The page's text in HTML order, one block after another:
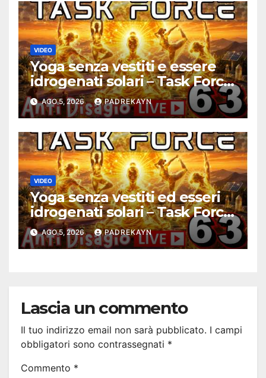
VIDEO
Yoga senza vestiti e essere
idrogenati solari – Task Force
Antidisagio ep. 63
AGO 5, 2026 PADREKAYN
VIDEO
Yoga senza vestiti ed esseri
idrogenati solari – Task Force
Antidisagio 63
AGO 5, 2026 PADREKAYN
Lascia un commento
Il tuo indirizzo email non sarà pubblicato. I campi
obbligatori sono contrassegnati *
Commento *